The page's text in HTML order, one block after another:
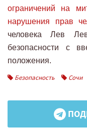
ограничений на
нарушения прав
человека Лев
безопасности с
положения.
Безопасность
Сочи